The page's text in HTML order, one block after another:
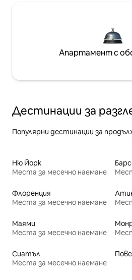
Апартамент с
Дестинации за
Популярни дестинации за
Ню Йорк
Места за месечно наемане
Флоренция
Места за месечно наемане
Маями
Места за месечно наемане
Сиатъл
Места за месечно наемане